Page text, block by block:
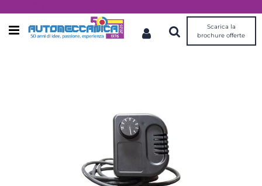
Open menu
Scarica la
brochure offerte